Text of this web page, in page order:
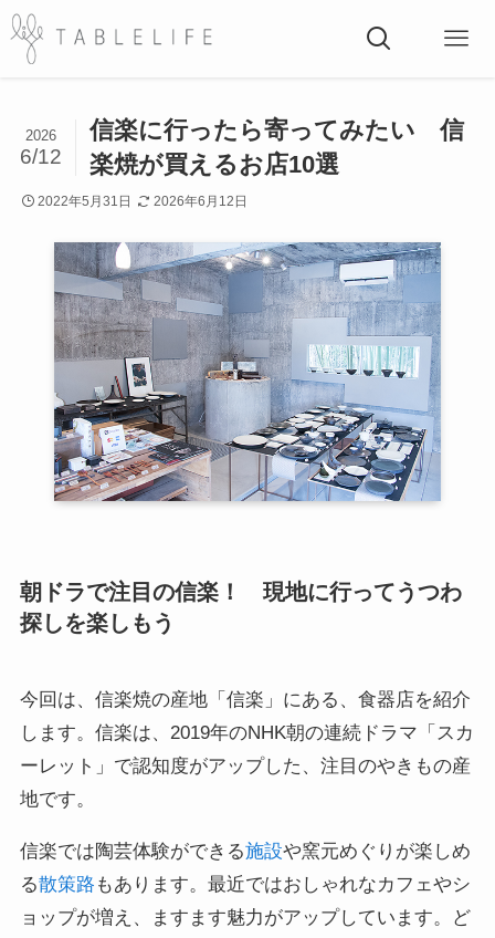
信楽に行ったら寄ってみたい 信
楽焼が買えるお店10選
2026
6/12
2022年5月31日 2026年6月12日
朝ドラで注目の信楽！ 現地に行ってうつわ
探しを楽しもう
今回は、信楽焼の産地「信楽」にある、食器店を紹介
します。信楽は、2019年のNHK朝の連続ドラマ「スカ
ーレット」で認知度がアップした、注目のやきもの産
地です。
信楽では陶芸体験ができる施設や窯元めぐりが楽しめ
る散策路 もあります。最近ではおしゃれなカフェやシ
ョップが増え、ますます魅力がアップしています。ど